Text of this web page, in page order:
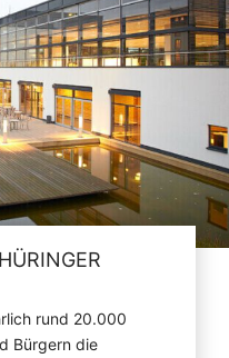
rund 20.000
Bürgern die